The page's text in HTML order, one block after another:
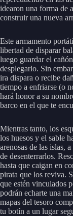
idearon una forma de
construir una nueva
Este armamento
libertad de disparar
luego guardar el
desplegarlo. Sin
ira dispara o recibe
tiempo a enfriarse (o
hará honor a su
barco en el que te
Mientras tanto, los
los huesos y el sable
arenosas de las islas,
de desenterrarlos.
hasta que caigan en
pirata que los reviva.
que estén vinculados
podrán echarte una
mapas del tesoro
tu botín a un lugar